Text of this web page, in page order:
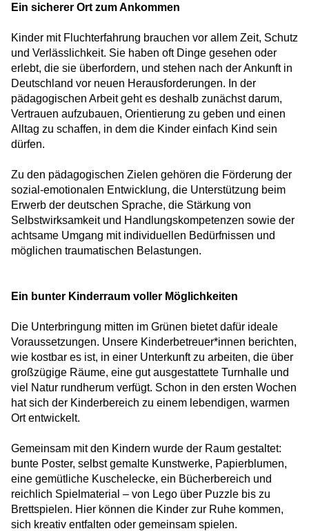
NUK Bad Bodenteich
Beelitzhof United – Sport, Vielfalt und ein
Zeichen gegen Rassismus
Kulturelle Teilhabe zum Anfassen: Besuch
im Naturkundemuseum
Fastenbrechen in Berlin-Zehlendorf: Ein
Abend in der Unterkunft Am Beelitzhof
Ein Winterfest für alle
Siebenmal hinfallen, achtmal aufstehen
Corporate Volunteering bei HERO
Von der Unterkunft in die Nachbarschaft
HERO wünscht frohe Festtage!
Weitere Betreuungsleitung in NRW: HERO in
Haltern am See
Neu in Berlin-Zehlendorf: HERO übernimmt
Mehr als Betreuung: Pädagogische
Förderung für Kinder in der Notunterkunft
HERO wächst weiter: Neuer Einsatz in
Niedersachsen
Ein sicherer Ort zum Ankommen
Kinder mit Fluchterfahrung brauchen vor allem Zeit, Schutz
und Verlässlichkeit. Sie haben oft Dinge gesehen oder
erlebt, die sie überfordern, und stehen nach der Ankunft in
Deutschland vor neuen Herausforderungen. In der
pädagogischen Arbeit geht es deshalb zunächst darum,
Vertrauen aufzubauen, Orientierung zu geben und einen
Alltag zu schaffen, in dem die Kinder einfach Kind sein
dürfen.
Zu den pädagogischen Zielen gehören die Förderung der
sozial-emotionalen Entwicklung, die Unterstützung beim
Erwerb der deutschen Sprache, die Stärkung von
Selbstwirksamkeit und Handlungskompetenzen sowie der
achtsame Umgang mit individuellen Bedürfnissen und
möglichen traumatischen Belastungen.
Ein bunter Kinderraum voller Möglichkeiten
Die Unterbringung mitten im Grünen bietet dafür ideale
Voraussetzungen. Unsere Kinderbetreuer*innen berichten,
wie kostbar es ist, in einer Unterkunft zu arbeiten, die über
großzügige Räume, eine gut ausgestattete Turnhalle und
viel Natur rundherum verfügt. Schon in den ersten Wochen
hat sich der Kinderbereich zu einem lebendigen, warmen
Ort entwickelt.
Gemeinsam mit den Kindern wurde der Raum gestaltet:
bunte Poster, selbst gemalte Kunstwerke, Papierblumen,
eine gemütliche Kuschelecke, ein Bücherbereich und
reichlich Spielmaterial – von Lego über Puzzle bis zu
Brettspielen. Hier können die Kinder zur Ruhe kommen,
sich kreativ entfalten oder gemeinsam spielen.